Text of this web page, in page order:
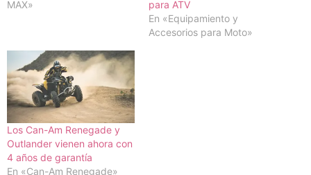
MAX»
para ATV
En «Equipamiento y
Accesorios para Moto»
Los Can-Am Renegade y
Outlander vienen ahora con
4 años de garantía
En «Can-Am Renegade»